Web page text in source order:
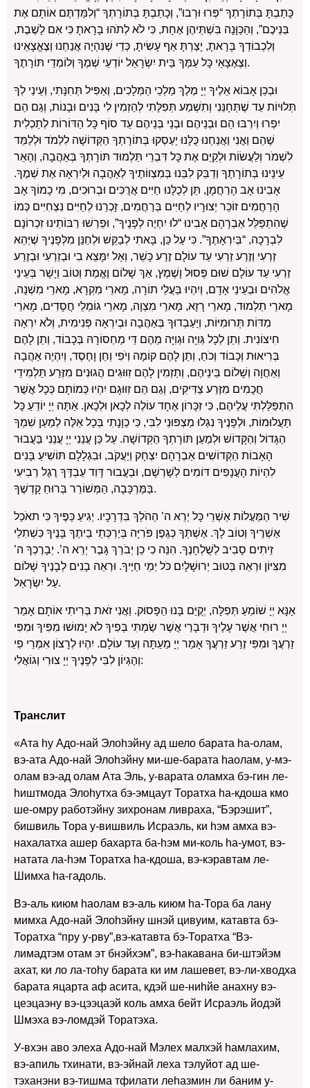
כָּתַבְתָּ בְּתוֹרָתְךָ “פְּרוּ וּרְבוּ”, וְכָתַבְתָּ בְּתוֹרָתְךָ “וְלִמַּדְתֶּם אוֹתָם אֶת
בְּנֵיכֶם”, וְהַכַּוָּנָה בִּשְׁתֵּיהֶן אֶחָת, כִּי לֹא לְתֹהוּ בָרָאתָ כִּי אִם לָשֶׁבֶת,
וְלִכְבוֹדְךָ בָּרָאתָ, יָצַרְתָּ אַף עָשִׂיתָ, כְּדֵי שֶׁנִּהְיֶה אֲנַחְנוּ וְצֶאֱצָאֵינוּ
וְצֶאֶצָאֵי כָּל עַמְּךָ בֵּית יִשְׂרָאֵל יוֹדְעֵי שְׁמֶךָ וְלוֹמְדֵי תּוֹרָתֶךָ.
וּבְכֵן אָבוֹא אֵלֶיךָ יְיָ מֶלֶךְ מַלְכֵי הַמְּלָכִים, וְאַפִּיל תְּחִנָּתִי, וְעֵינַי לְךָ
תְּלוּיוֹת עַד שֶׁתְּחָנֵּנִי וְתִשְׁמַע תְּפִלָּתִי לְהַזְמִין לִי בָּנִים וּבָנוֹת, וְגַם הֵם
יִפְרוּ וְיִרְבּוּ הֵם וּבְנֵיהֶם וּבְנֵי בְּנֵיהֶם עַד סוֹף כָּל הַדּוֹרוֹת לְתַכְלִית
שֶׁהֵם וַאֲנִי וַאֲנַחְנוּ כֻּלָּנוּ יַעַסְקוּ בְּתוֹרָתְךָ הַקְּדוֹשָׁה לִלְמֹד וּלְלַמֵּד
לִשְׁמֹר וְלַעֲשׂוֹת וּלְקַיֵּם אֶת כָּל דִּבְרֵי תַּלְמוּד תּוֹרָתְךָ בְּאַהֲבָה, וְהָאֵר
עֵינֵינוּ בְּתוֹרָתֶךָ וְדַבֵּק לִבֵּנוּ בְּמִצְווֹתֶיךָ לְאַהֲבָה וּלְיִרְאָה אֶת שְׁמֶךָ.
אָבִינוּ אָב הָרַחֲמָן, תֵּן לְכֻלָּנוּ חַיִּים אֲרֻכִּים וּבְרוּכִים, מִי כָמוֹךָ אָב
הָרַחֲמִים זוֹכֵר יְצוּרָיו לְחַיִּים בְּרַחֲמִים, זָכְרֵנוּ לְחַיִּים נִצְחִיִּים כְּמוֹ
שֶׁהִתְפַּלֵּל אַבְרָהָם אָבִינוּ “לוּ יִחְיֶה לְפָנֶיךָ”, וּפֵרְשׁוּ רַבּוֹתֵינוּ זִכְרוֹנָם
לִבְרָכָה, “בְּיִרְאָתֶךָ”. כִּי עַל כֵּן, בָּאתִי לְבַקֵּשׁ וּלְחַנֵּן מִלְּפָנֶיךָ שֶׁיְּהֵא
זַרְעִי וְזֶרַע זַרְעִי עַד עוֹלָם זֶרַע כָּשֵׁר, וְאַל יִמָּצֵא בִי וּבְזַרְעִי וּבְזֶרַע
זַרְעִי עַד עוֹלָם שׁוּם פְּסוּל וָשֶׁמֶץ, אַךְ שָׁלוֹם וֶאֱמֶת וְטוֹב וְיָשָׁר בְּעֵינֵי
אֱלֹהִים וּבְעֵינֵי אָדָם, וְיִהְיוּ בַּעֲלֵי תוֹרָה, מָארֵי מִקְרָא, מָארֵי מִשְׁנָה,
מָארֵי תַלְמוּד, מָארֵי רָזָא, מָארֵי מִצְוָה, מָארֵי גוֹמְלֵי חֲסָדִים, מָארֵי
מִדּוֹת תְּרוּמִיּוֹת, וְיַעַבְדוּךָ בְּאַהֲבָה וּבְיִרְאָה פְּנִימִית, וְלֹא יִרְאָה
חִיצוֹנִית. וְתֵן לְכָל גְּוִיָּה וּגְוִיָּה מֵהֶם דֵּי מַחְסוֹרָהּ בְּכָבוֹד, וְתֵן לָהֶם
בְּרִיאוּת וְכָבוֹד וְכֹחַ, וְתֵן לָהֶם קוֹמָה וְיֹפִי וְחֵן וָחֶסֶד, וְיִהְיֶה אַהֲבָה
וְאַחֲוָה וְשָׁלוֹם בֵּינֵיהֶם, וְתַזְמִין לָהֶם זִוּוּגִים הֲגוּנִים מִזֶּרַע תַּלְמִידֵי
חֲכָמִים מִזֶּרַע צַדִּיקִים, וְגַם הֵם זִוּוּגָם יִהְיוּ כְּמוֹתָם כְּכָל אֲשֶׁר
הִתְפַּלַּלְתִּי עֲלֵיהֶם, כִּי זִכָּרוֹן אֶחָד עוֹלֶה לְכָאן וּלְכָאן. אַתָּה יְיָ יוֹדֵעַ כָּל
תַּעֲלוּמוֹת, וּלְפָנֶיךָ נִגְלוּ מַצְפּוּנֵי לִבִּי, כִּי כַוָנָתִי בְּכָל אֵלֶּה לְמַעַן שִׁמְךָ
הַגָּדוֹל וְהַקָּדוֹשׁ וּלְמַעַן תּוֹרָתְךָ הַקְּדוֹשָׁה. עַל כֵּן עֲנֵנִי יְיָ עֲנֵנִי בַּעֲבוּר
הָאָבוֹת הַקְּדוֹשִׁים אַבְרָהָם יִצְחָק וְיַעֲקֹב, וּבִגְלָלָם תּוֹשִׁיעַ בָּנִים
לִהְיוֹת הָעֲנָפִים דּוֹמִים לְשָׁרְשָׁם, וּבַעֲבוּר דָּוִד עַבְדֶּךָ רֶגֶל רְבִיעִי
בַּמֶּרְכָּבָה, הַמְּשׁוֹרֵר בְּרוּחַ קָדְשֶׁךָ.
שִׁיר הַמַּעֲלוֹת אַשְׁרֵי כָּל יְרֵא ה’ הַהֹלֵךְ בִּדְרָכָיו. יְגִיעַ כַּפֶּיךָ כִּי תאֹכֵל
אַשְׁרֶיךָ וְטוֹב לָךְ. אֶשְׁתְּךָ כְּגֶפֶן פֹּרִיָּה בְּיַרְכְּתֵי בֵיתֶךָ בָּנֶיךָ כִּשְׁתִלֵי
זֵיתִים סָבִיב לְשֻׁלְחָנֶךָ. הִנֵּה כִי כֵן יְבֹרַךְ גָּבֶר יְרֵא ה’. יְבָרֶכְךָ ה’
מִצִּיּוֹן וּרְאֵה בְּטוּב יְרוּשָׁלָיִם כֹּל יְמֵי חַיֶּיךָ. וּרְאֵה בָנִים לְבָנֶיךָ שָׁלוֹם
עַל יִשְׂרָאֵל.
אָנָּא יְיָ שׁוֹמֵעַ תְּפִלָּה, יְקֻיַּם בָּנוּ הַפָּסוּק. וַאֲנִי זֹאת בְּרִיתִי אוֹתָם אָמַר
יְיָ רוּחִי אֲשֶׁר עָלֶיךָ וּדְבָרַי אֲשֶׁר שַׂמְתִּי בְּפִיךָ לֹא יָמוּשׁוּ מִפִּיךָ וּמִפִּי
זַרְעֲךָ וּמִפִּי זֶרַע זַרְעֲךָ אָמַר יְיָ מֵעַתָּה וְעַד עוֹלָם. יִהְיוּ לְרָצוֹן אִמְרֵי פִי
וְהֶגְיוֹן לִבִּי לְפָנֶיךָ יְיָ צוּרִי וְגוֹאֲלִי:
Транслит
«Ата hу Адо-най Элоhэйну ад шело барата hа-олам,
вэ-ата Адо-най Элоhэйну ми-ше-барата hаолам, у-мэ-
олам вэ-ад олам Ата Эль, у-варата оламха бэ-гин ле-
hиштмода Элоhутха бэ-эмцаут Торатха hа-кдоша кмо
ше-омру работэйну зихронам ливраха, “Бэрэшит”,
бишвиль Тора у-вишвиль Исраэль, ки hэм амха вэ-
нахалатха ашер бахарта ба-hэм ми-коль hа-умот, вэ-
натата ла-hэм Торатха hа-кдоша, вэ-кэравтам ле-
Шимха hа-гадоль.
Вэ-аль киюм hаолам вэ-аль киюм hа-Тора ба лану
мимха Адо-най Элоhэйну шнэй цивуим, катавта бэ-
Торатха “пру у-рву”,вэ-катавта бэ-Торатха “Вэ-
лимадтэм отам эт бнэйхэм”, вэ-hакавана би-штэйэм
ахат, ки ло ла-тоhу барата ки им лашевет, вэ-ли-хводха
барата яцарта аф асита, кдэй ше-ниhйе анахну вэ-
цеэцаэну вэ-цээцаэй коль амха бейт Исраэль йодэй
Шмэха вэ-ломдэй Торатэха.
У-вхэн аво элеха Адо-най Мэлех малхэй hамлахим,
вэ-апиль тхинати, вэ-эйнай леха тэлуйот ад ше-
тэханэни вэ-тишма тфилати леhазмин ли баним у-